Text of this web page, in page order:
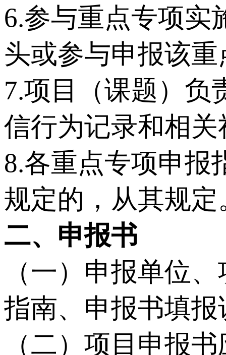
6.参与重点专项实
头或参与申报该
7.项目（课题）负
信行为记录和相
8.各重点专项申报
规定的，从其规定
二、申报书
（一）申报单位
指南、申报书填
（二）项目申报